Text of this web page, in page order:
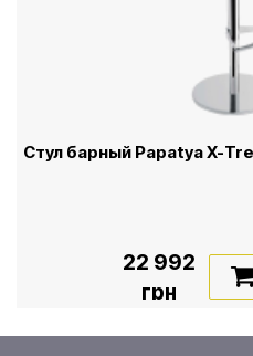
Стул барный Papatya X-
22 992
грн